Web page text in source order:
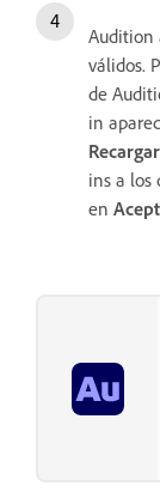
Audition
válidos.
de
in
Recargar
ins a los
en